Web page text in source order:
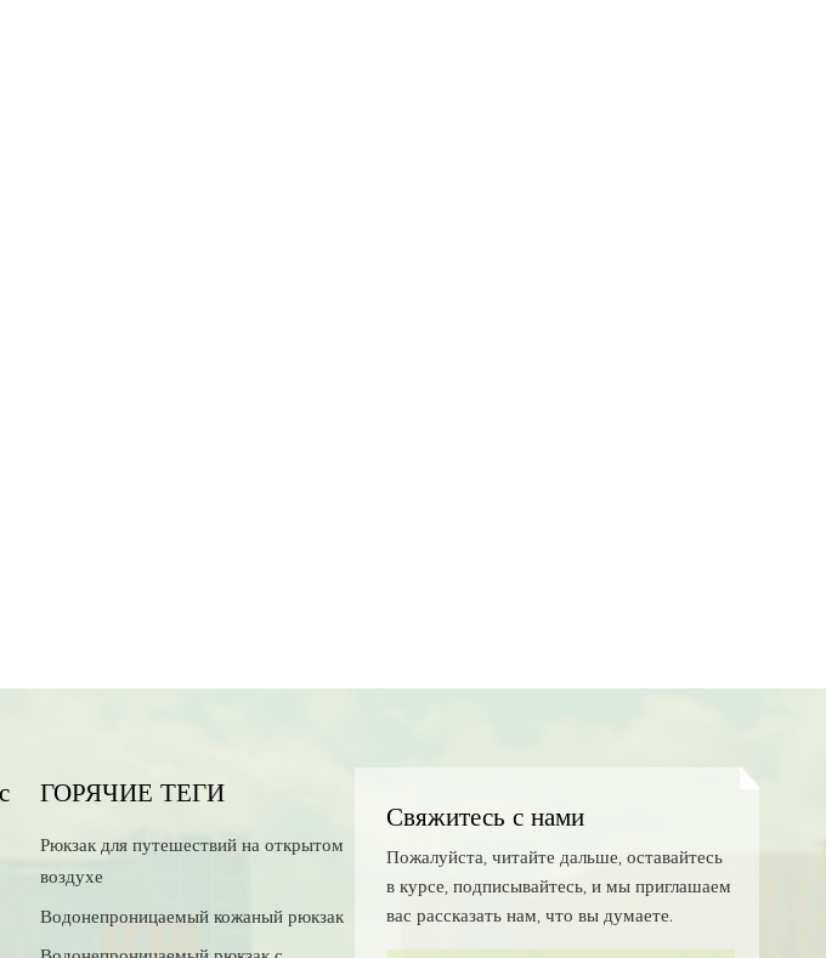
ГОРЯЧИЕ ТЕГИ
Рюкзак для путешествий на открытом
воздухе
Водонепроницаемый кожаный рюкзак
Свяжитесь с нами
Пожалуйста, читайте дальше, оставайтесь
в курсе, подписывайтесь, и мы приглашаем
вас рассказать нам, что вы думаете.